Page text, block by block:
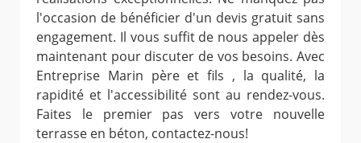
l'occasion de bénéficier d'un devis gratuit sans
engagement. Il vous suffit de nous appeler dès
maintenant pour discuter de vos besoins. Avec
Entreprise Marin père et fils , la qualité, la
rapidité et l'accessibilité sont au rendez-vous.
Faites le premier pas vers votre nouvelle
terrasse en béton, contactez-nous!